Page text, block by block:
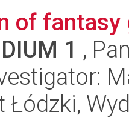
of
1 ,
Łódzki,